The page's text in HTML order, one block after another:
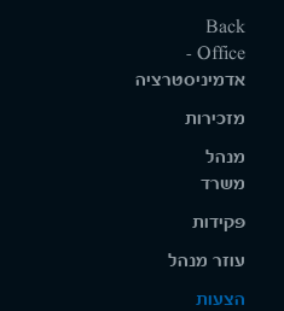
Back
Office -
אדמיניסטרציה
מזכירות
מנהל
משרד
פקידות
עוזר מנהל
הצעות